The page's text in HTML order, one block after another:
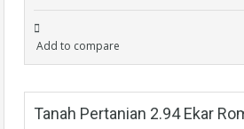
Add to compare
Tanah Pertanian 2.94 Ekar